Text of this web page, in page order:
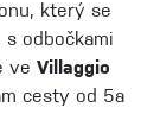
který se
odbočkami
ve Villaggio
cesty od 5a